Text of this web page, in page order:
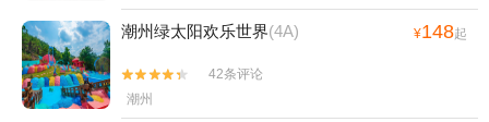
潮州绿太阳欢乐世界(4A) ¥148起


42条评论
潮州